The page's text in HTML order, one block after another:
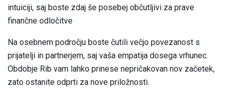
intuiciji, saj boste zdaj še posebej občutljivi za prave
finančne odločitve
Na osebnem področju boste čutili večjo povezanost s
prijatelji in partnerjem, saj vaša empatija dosega vrhunec.
Obdobje Rib vam lahko prinese nepričakovan nov začetek,
zato ostanite odprti za nove priložnosti.